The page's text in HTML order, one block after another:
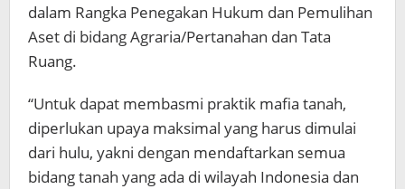
dalam Rangka Penegakan Hukum dan Pemulihan
Aset di bidang Agraria/Pertanahan dan Tata
Ruang.
“Untuk dapat membasmi praktik mafia tanah,
diperlukan upaya maksimal yang harus dimulai
dari hulu, yakni dengan mendaftarkan semua
bidang tanah yang ada di wilayah Indonesia dan